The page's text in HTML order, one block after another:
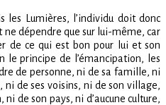
les Lumières, l’individu doit donc
dépendre que sur lui-même, car
de ce qui est bon pour lui et son
le principe de l’émancipation, les
de personne, ni de sa famille, ni
ni de ses voisins, ni de son village,
de son pays, ni d’aucune culture,